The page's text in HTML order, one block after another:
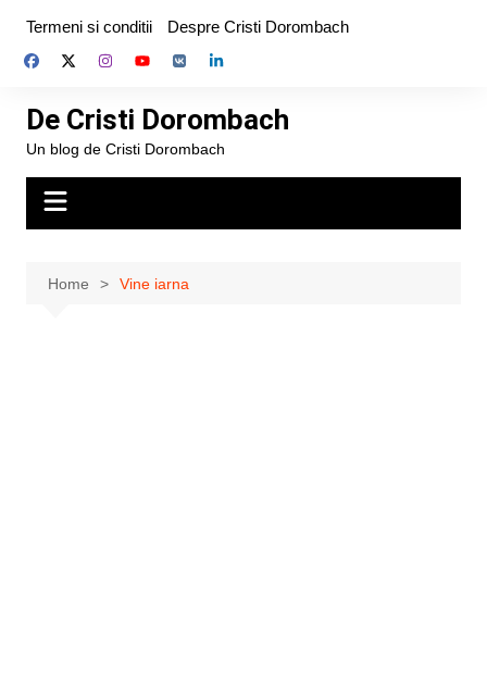
content
Termeni si conditii Despre Cristi Dorombach
De Cristi Dorombach
Un blog de Cristi Dorombach
Home Vine iarna